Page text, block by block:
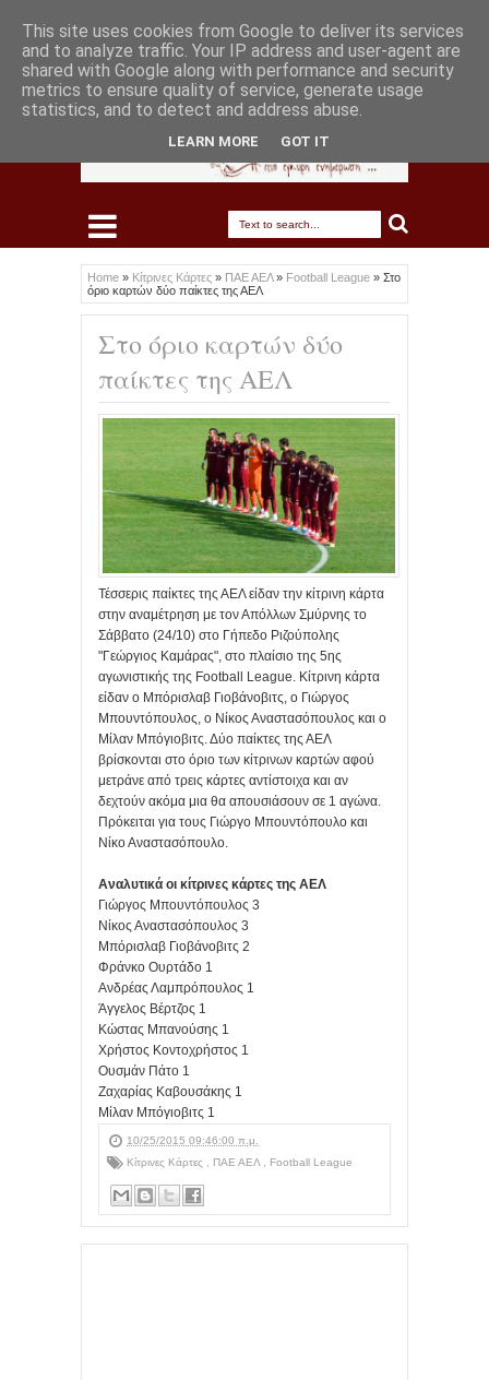
Home » Κίτρινες Κάρτες » ΠΑΕ ΑΕΛ» Football League » Στο
όριο καρτών δύο παίκτες της ΑΕΛ
Στο όριο καρτών δύο
παίκτες της ΑΕΛ
Τέσσερις παίκτες της ΑΕΛ είδαν την κίτρινη κάρτα
στην αναμέτρηση με τον Απόλλων Σμύρνης το
Σάββατο (24/10) στο Γήπεδο Ριζούπολης
"Γεώργιος Καμάρας", στο πλαίσιο της 5ης
αγωνιστικής της Football League. Κίτρινη κάρτα
είδαν ο Μπόρισλαβ Γιοβάνοβιτς, ο Γιώργος
Μπουντόπουλος, ο Νίκος Αναστασόπουλος και ο
Μίλαν Μπόγιοβιτς. Δύο παίκτες της ΑΕΛ
βρίσκονται στο όριο των κίτρινων καρτών αφού
μετράνε από τρεις κάρτες αντίστοιχα και αν
δεχτούν ακόμα μια θα απουσιάσουν σε 1 αγώνα.
Πρόκειται για τους Γιώργο Μπουντόπουλο και
Νίκο Αναστασόπουλο.
Αναλυτικά οι κίτρινες κάρτες της ΑΕΛ
Γιώργος Μπουντόπουλος 3
Νίκος Αναστασόπουλος 3
Μπόρισλαβ Γιοβάνοβιτς 2
Φράνκο Ουρτάδο 1
Ανδρέας Λαμπρόπουλος 1
Άγγελος Βέρτζος 1
Κώστας Μπανούσης 1
Χρήστος Κοντοχρήστος 1
Ουσμάν Πάτο 1
Ζαχαρίας Καβουσάκης 1
Μίλαν Μπόγιοβιτς 1
10/25/2015 09:46:00 π.μ.
Κίτρινες Κάρτες
ΠΑΕ ΑΕΛ Football League
This site uses cookies from Google to deliver its services
and to analyze traffic. Your IP address and user-agent are
shared with Google along with performance and security
metrics to ensure quality of service, generate usage
statistics, and to detect and address abuse.
LEARN MORE GOT IT